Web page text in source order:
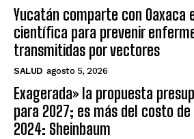
Yucatán comparte con Oaxaca
científica para prevenir
transmitidas por vectores
SALUD agosto 5, 2026
Exagerada» la propuesta
para 2027; es más del costo
2024: Sheinbaum